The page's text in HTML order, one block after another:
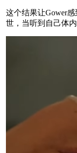
这个结果让Gower
世，当听到自己体